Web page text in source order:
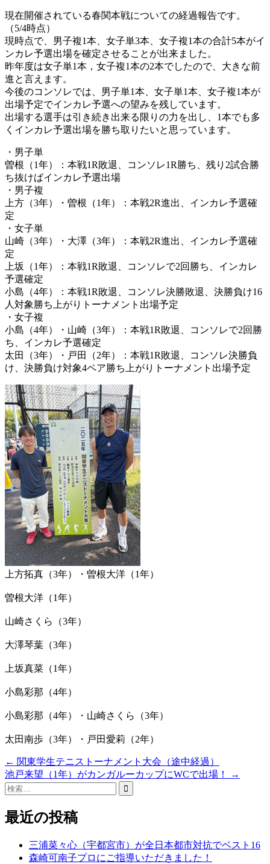
現在開催されている春関本戦についての経過報告です。
（5/4時点）
現時点で、男子複1本、女子単3本、女子複1本の合計5本がイ
ンカレ予選出場を確定させることが出来ました。
昨年度は女子単1本，女子複1本の2本でしたので、大きな前
進と言えます。
今後のコンソレでは、男子単1本、女子単1本、女子複1本が
出場予定でインカレ予選への望みを残しています。
出場する選手は引き続き出来る限りの力を出し、1本でも多
くインカレ予選出場を勝ち取りたいと思っています。
・男子単
曽根（1年）：本戦1R敗退、コンソレ1R勝ち、残り2試合勝
ち抜けばインカレ予選出場
・男子複
上方（3年）・曽根（1年）：本戦2R進出、インカレ予選確
定
・女子単
山崎（3年）・大澤（3年）：本戦2R進出、インカレ予選確
定
上坂（1年）：本戦1R敗退、コンソレで2回勝ち、インカレ
予選確定
小島（4年）：本戦1R敗退、コンソレ決勝敗退、決勝負け16
人対象勝ち上がりトーナメント出場予定
・女子複
小島（4年）・山崎（3年）：本戦1R敗退、コンソレで2回勝
ち、インカレ予選確定
太田（3年）・戸田（2年）：本戦1R敗退、コンソレ決勝負
け、決勝負け対象4ペア勝ち上がりトーナメント出場予定
上方拓真（3年）・曽根大洋（1年）
曽根大洋（1年）
山崎さくら（3年）
大澤琴葉（3年）
上坂真菜（1年）
小島彩那（4年）
小島彩那（4年）・山崎さくら（3年）
太田南歩（3年）・戸田愛莉（2年）
Post
navigation
← 関東学生テニストーナメント大会（途中経過）
池戸来望（1年）がカンガルーカップにWCで出場！
→
検
最近の投稿
三浦菜々心（宇都宮市）が全日本都市対抗でベスト16
森崎可南子プロにご指導いただきました！